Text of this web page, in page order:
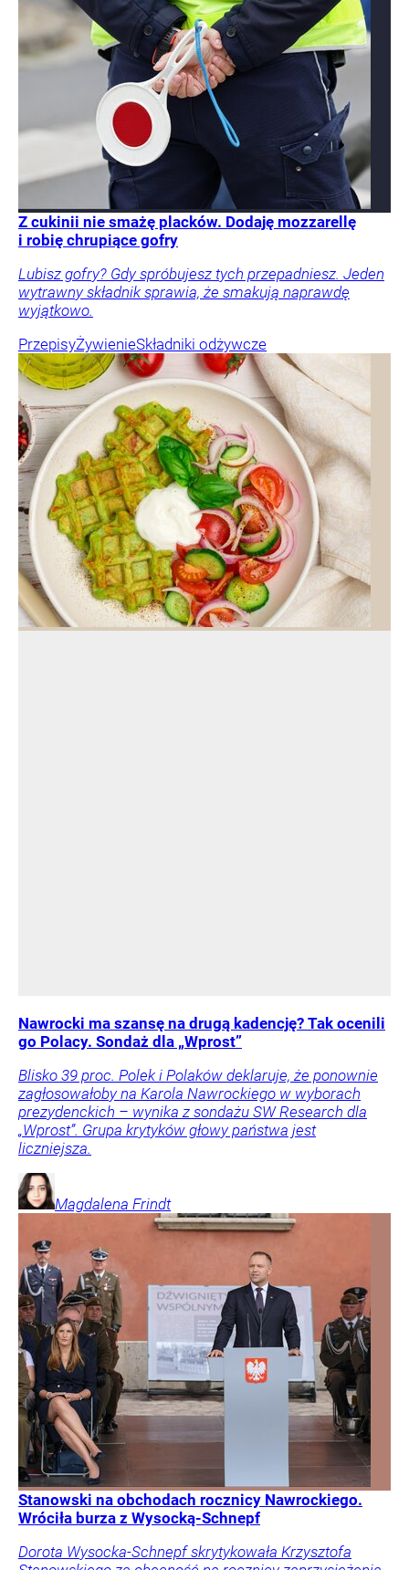
Z cukinii nie smażę placków. Dodaję mozzarellę
i robię chrupiące gofry
Lubisz gofry? Gdy spróbujesz tych przepadniesz. Jeden
wytrawny składnik sprawia, że smakują naprawdę
wyjątkowo.
PrzepisyŻywienieSkładniki odżywcze
Nawrocki ma szansę na drugą kadencję? Tak ocenili
go Polacy. Sondaż dla „Wprost”
Blisko 39 proc. Polek i Polaków deklaruje, że ponownie
zagłosowałoby na Karola Nawrockiego w wyborach
prezydenckich – wynika z sondażu SW Research dla
„Wprost”. Grupa krytyków głowy państwa jest
liczniejsza.
Magdalena Frindt
Stanowski na obchodach rocznicy Nawrockiego.
Wróciła burza z Wysocką-Schnepf
Dorota Wysocka-Schnepf skrytykowała Krzysztofa